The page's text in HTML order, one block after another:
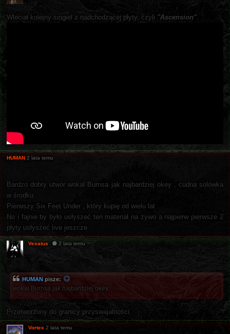
Wleciał kolejny singiel z nadchodzącej płyty, czyli "Ascension"
HUMAN 2 lata temu
Bardzo dobry utwór wokal Burnsa jak najbardziej okey , cudna solówka
w środku .
Pierwszy Six Feet Under , który kupię od wielu lat .
No i fajnie by było usłyszeć ten materiał na żywo a najpierw pierwsze 2
płyty usłyszeć live jeszcze .
Vexatus 2 lata temu
HUMAN pisze:
wokal Burnsa jak najbardziej okey
Przetworzony do granicy przyswajalności.
Vortex 2 lata temu